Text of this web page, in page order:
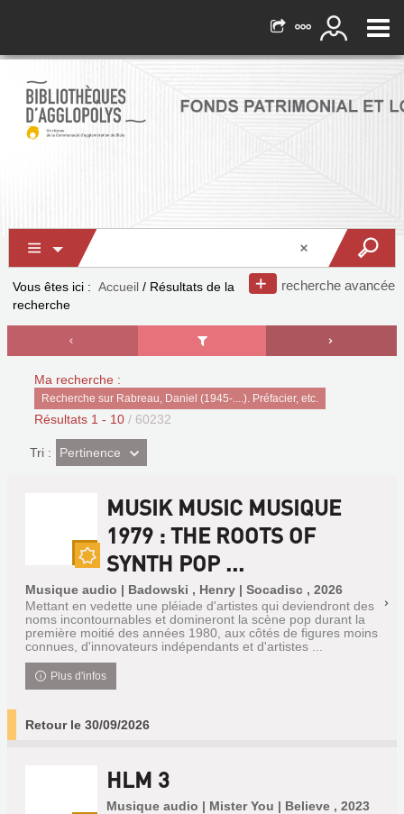
recherche avancée
Vous êtes ici : Accueil / Résultats de la
recherche
Ma recherche :
Recherche sur Rabreau, Daniel (1945-....). Préfacier, etc.
Résultats 1 - 10 / 60232
Tri : (Effet
imédiat)
Pertinence
MUSIK MUSIC MUSIQUE
1979 : THE ROOTS OF
SYNTH POP ...
Musique audio | Badowski , Henry | Socadisc , 2026
Mettant en vedette une pléiade d'artistes qui deviendront des
noms incontournables et domineront la scène pop durant la
première moitié des années 1980, aux côtés de figures moins
connues, d'innovateurs indépendants et d'artistes ...
Plus d'infos
Retour le 30/09/2026
HLM 3
Musique audio | Mister You | Believe , 2023